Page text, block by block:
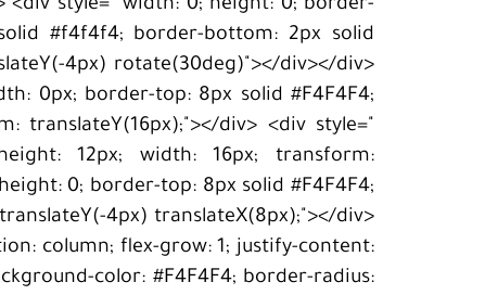
<div style=" width: 0; height: 0; border-
#f4f4f4; border-bottom: 2px solid
4px) rotate(30deg)"></div></div>
0px; border-top: 8px solid #F4F4F4;
div> <div style="
12px; width: 16px; transform:
0; border-top: 8px solid #F4F4F4;
4px) translateX(8px);"></div>
column; flex-grow: 1; justify-content:
color: #F4F4F4; border-radius: